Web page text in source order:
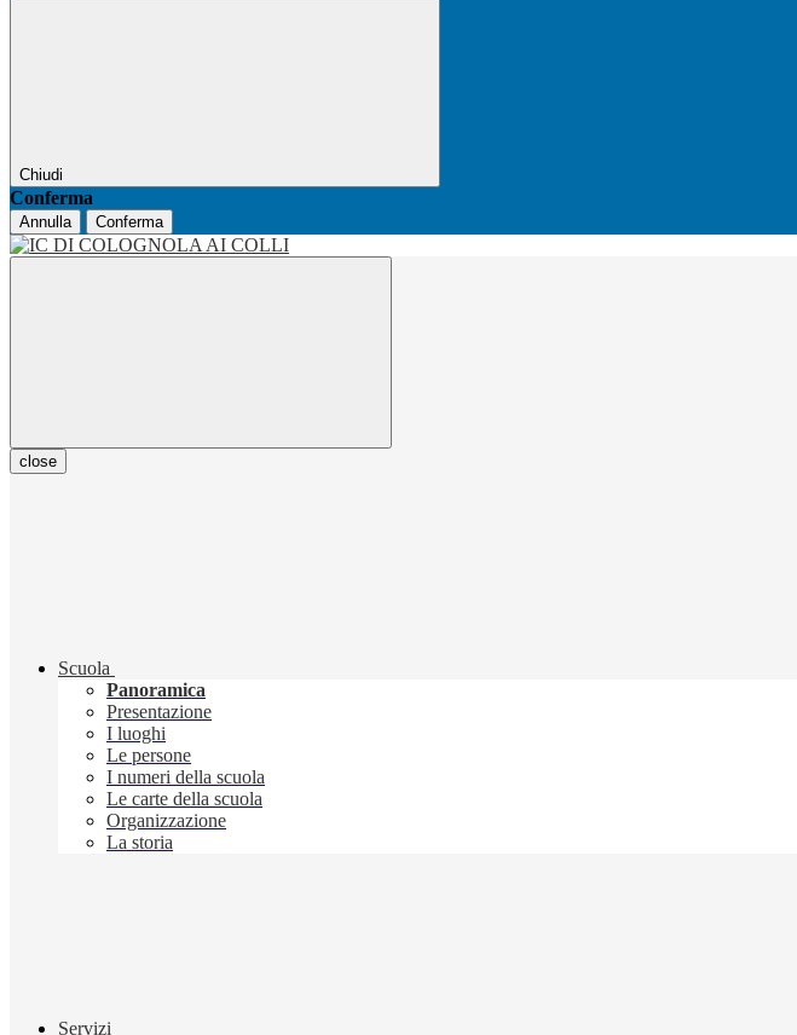
Chiudi
Conferma
Annulla Conferma
close
Scuola
Panoramica
Presentazione
I luoghi
Le persone
I numeri della scuola
Le carte della scuola
Organizzazione
La storia
Servizi